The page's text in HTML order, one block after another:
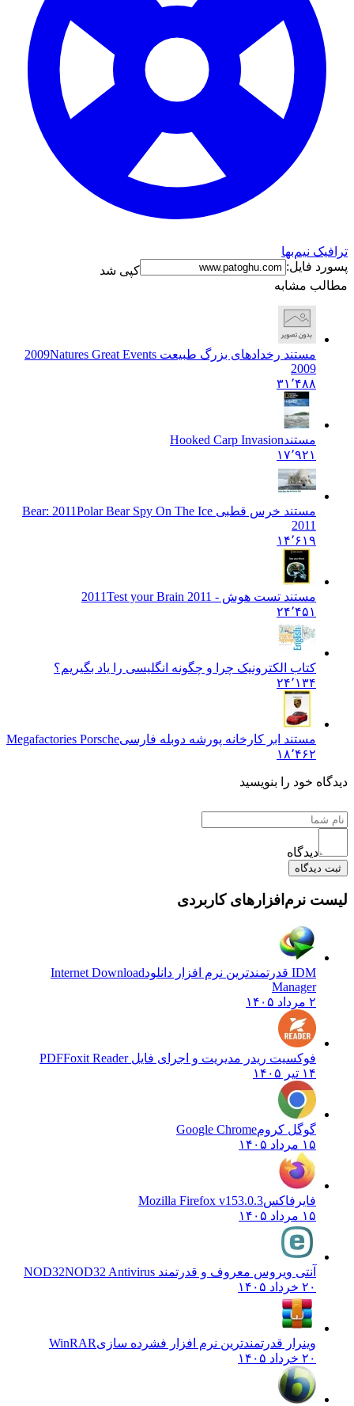
ترافیک نیم‌بها
پسورد فایل:
کپی شد
مطالب مشابه
مستند رخدادهای بزرگ طبیعت 2009 Natures Great Events
2009
۳۱٬۴۸۸
مستندHooked Carp Invasion
۱۷٬۹۲۱
مستند خرس قطبی Bear: 2011 Polar Bear Spy On The Ice
2011
۱۴٬۶۱۹
مستند تست هوش - 2011 Test your Brain 2011
۲۴٬۴۵۱
کتاب الکترونیک چرا و چگونه انگلیسی را یاد بگیریم؟
۲۴٬۱۳۴
مستند ابر کارخانه پورشه دوبله فارسیMegafactories Porsche
۱۸٬۴۶۲
دیدگاه خود را بنویسید
دیدگاه
ثبت دیدگاه
لیست نرم‌افزارهای کاربردی
IDM قدرتمندترین نرم افزار دانلود
Internet Download
Manager
۲ مرداد ۱۴۰۵
فوکسیت ریدر مدیریت و اجرای فایل PDFFoxit Reader
۱۴ تیر ۱۴۰۵
گوگل کرومGoogle Chrome
۱۵ مرداد ۱۴۰۵
فایرفاکسMozilla Firefox v153.0.3
۱۵ مرداد ۱۴۰۵
آنتی ویروس معروف و قدرتمند NOD32 NOD32 Antivirus
۲۰ خرداد ۱۴۰۵
وینرار قدرتمندترین نرم افزار فشرده سازیWinRAR
۲۰ خرداد ۱۴۰۵